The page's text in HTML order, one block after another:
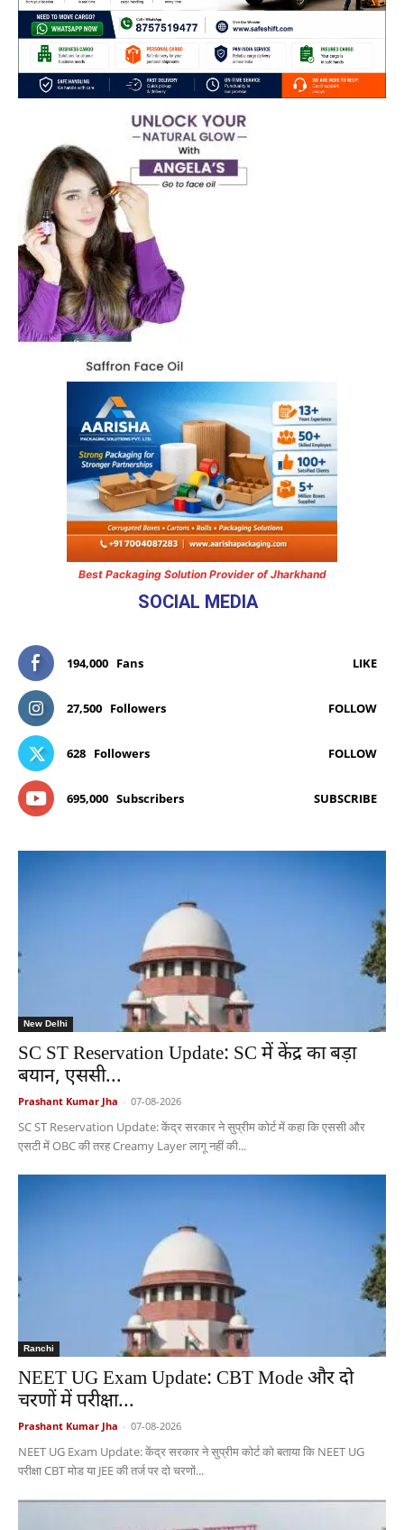
Best Packaging Solution Provider of Jharkhand
SOCIAL MEDIA
194,000 Fans LIKE
27,500 Followers FOLLOW
628 Followers FOLLOW
695,000 Subscribers SUBSCRIBE
New Delhi
SC ST Reservation Update: SC में केंद्र का बड़ा
बयान, एससी...
Prashant Kumar Jha - 07-08-2026
SC ST Reservation Update: केंद्र सरकार ने सुप्रीम कोर्ट में कहा कि एससी और
एसटी में OBC की तरह Creamy Layer लागू नहीं की...
Ranchi
NEET UG Exam Update: CBT Mode और दो
चरणों में परीक्षा...
Prashant Kumar Jha - 07-08-2026
NEET UG Exam Update: केंद्र सरकार ने सुप्रीम कोर्ट को बताया कि NEET UG
परीक्षा CBT मोड या JEE की तर्ज पर दो चरणों...